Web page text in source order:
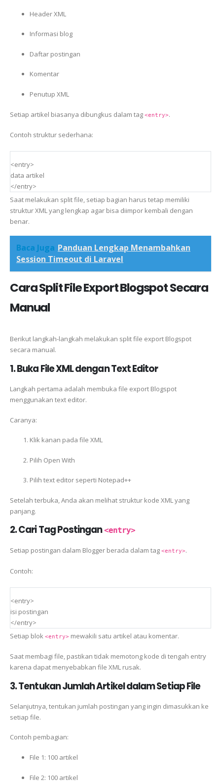
Header XML
Informasi blog
Daftar postingan
Komentar
Penutup XML
Setiap artikel biasanya dibungkus dalam tag <entry>.
Contoh struktur sederhana:
<entry>
data artikel
</entry>
Saat melakukan split file, setiap bagian harus tetap memiliki
struktur XML yang lengkap agar bisa diimpor kembali dengan
benar.
Baca Juga Panduan Lengkap Menambahkan
Session Timeout di Laravel
Cara Split File Export Blogspot Secara
Manual
Berikut langkah-langkah melakukan split file export Blogspot
secara manual.
1. Buka File XML dengan Text Editor
Langkah pertama adalah membuka file export Blogspot
menggunakan text editor.
Caranya:
Klik kanan pada file XML
Pilih Open With
Pilih text editor seperti Notepad++
Setelah terbuka, Anda akan melihat struktur kode XML yang
panjang.
2. Cari Tag Postingan<entry>
Setiap postingan dalam Blogger berada dalam tag <entry>.
Contoh:
<entry>
isi postingan
</entry>
Setiap blok <entry> mewakili satu artikel atau komentar.
Saat membagi file, pastikan tidak memotong kode di tengah entry
karena dapat menyebabkan file XML rusak.
3. Tentukan Jumlah Artikel dalam Setiap File
Selanjutnya, tentukan jumlah postingan yang ingin dimasukkan ke
setiap file.
Contoh pembagian:
File 1: 100 artikel
File 2: 100 artikel